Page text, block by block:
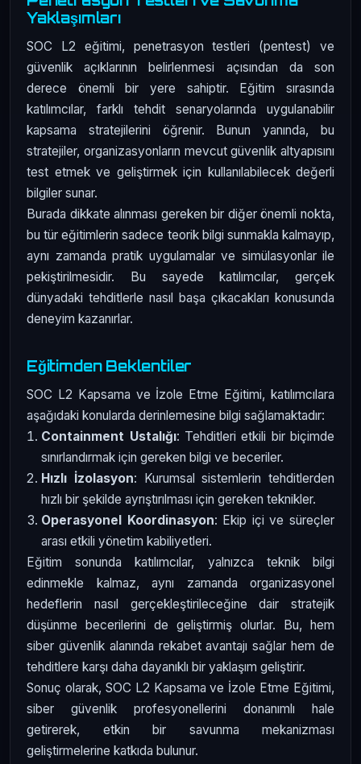
Yaklaşımları
SOC L2 eğitimi, penetrasyon testleri (pentest) ve
güvenlik açıklarının belirlenmesi açısından da son
derece önemli bir yere sahiptir. Eğitim sırasında
katılımcılar, farklı tehdit senaryolarında uygulanabilir
kapsama stratejilerini öğrenir. Bunun yanında, bu
stratejiler, organizasyonların mevcut güvenlik altyapısını
test etmek ve geliştirmek için kullanılabilecek değerli
bilgiler sunar.
Burada dikkate alınması gereken bir diğer önemli nokta,
bu tür eğitimlerin sadece teorik bilgi sunmakla kalmayıp,
aynı zamanda pratik uygulamalar ve simülasyonlar ile
pekiştirilmesidir. Bu sayede katılımcılar, gerçek
dünyadaki tehditlerle nasıl başa çıkacakları konusunda
deneyim kazanırlar.
Eğitimden Beklentiler
SOC L2 Kapsama ve İzole Etme Eğitimi, katılımcılara
aşağıdaki konularda derinlemesine bilgi sağlamaktadır:
Containment Ustalığı: Tehditleri etkili bir biçimde
sınırlandırmak için gereken bilgi ve beceriler.
Hızlı İzolasyon: Kurumsal sistemlerin tehditlerden
hızlı bir şekilde ayrıştırılması için gereken teknikler.
Operasyonel Koordinasyon: Ekip içi ve süreçler
arası etkili yönetim kabiliyetleri.
Eğitim sonunda katılımcılar, yalnızca teknik bilgi
edinmekle kalmaz, aynı zamanda organizasyonel
hedeflerin nasıl gerçekleştirileceğine dair stratejik
düşünme becerilerini de geliştirmiş olurlar. Bu, hem
siber güvenlik alanında rekabet avantajı sağlar hem de
tehditlere karşı daha dayanıklı bir yaklaşım geliştirir.
Sonuç olarak, SOC L2 Kapsama ve İzole Etme Eğitimi,
siber güvenlik profesyonellerini donanımlı hale
getirerek, etkin bir savunma mekanizması
geliştirmelerine katkıda bulunur.